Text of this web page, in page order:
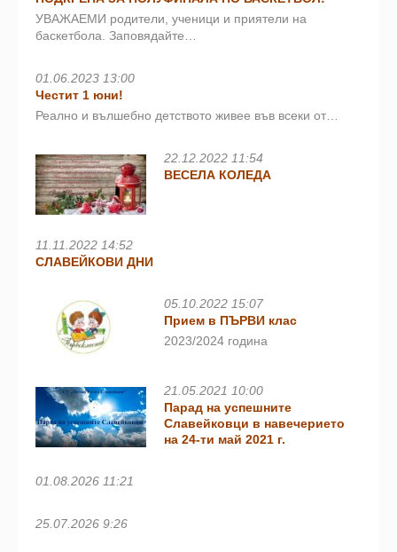
УВАЖАЕМИ родители, ученици и приятели на
баскетбола. Заповядайте…
01.06.2023 13:00
Честит 1 юни!
Реално и вълшебно детството живее във всеки от…
22.12.2022 11:54
ВЕСЕЛА КОЛЕДА
11.11.2022 14:52
СЛАВЕЙКОВИ ДНИ
05.10.2022 15:07
Прием в ПЪРВИ клас
2023/2024 година
21.05.2021 10:00
Парад на успешните
Славейковци в навечерието
на 24-ти май 2021 г.
01.08.2026 11:21
25.07.2026 9:26